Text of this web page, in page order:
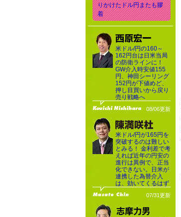
りかけたドル円またも膠
着
米ドル/円の160～
162円台は日米当局
の防衛ラインに！
GW介入時安値155
円、神田シーリング
152円が下値めど、
押し目買いから戻り
売り戦略へ
08/06更新
米ドル/円が165円を
突破するのは難しい
とみる！ 金利差で考
えれば近年の円安の
進行は異例で、正当
化できない。日米が
連携した為替介入
は、効いてくるはず
07/31更新